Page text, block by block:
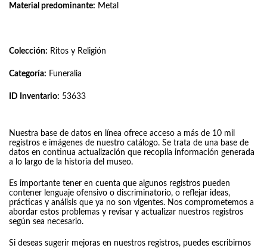
Material predominante: Metal
Colección: Ritos y Religión
Categoría: Funeralia
ID Inventario: 53633
Nuestra base de datos en línea ofrece acceso a más de 10 mil
registros e imágenes de nuestro catálogo. Se trata de una base de
datos en continua actualización que recopila información generada
a lo largo de la historia del museo.
Es importante tener en cuenta que algunos registros pueden
contener lenguaje ofensivo o discriminatorio, o reflejar ideas,
prácticas y análisis que ya no son vigentes. Nos comprometemos a
abordar estos problemas y revisar y actualizar nuestros registros
según sea necesario.
Si deseas sugerir mejoras en nuestros registros, puedes escribirnos